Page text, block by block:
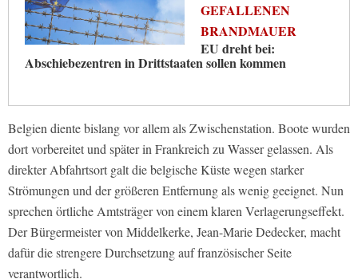
GEFALLENEN
BRANDMAUER
EU dreht bei:
Abschiebezentren in Drittstaaten sollen kommen
Belgien diente bislang vor allem als Zwischenstation. Boote wurden
dort vorbereitet und später in Frankreich zu Wasser gelassen. Als
direkter Abfahrtsort galt die belgische Küste wegen starker
Strömungen und der größeren Entfernung als wenig geeignet. Nun
sprechen örtliche Amtsträger von einem klaren Verlagerungseffekt.
Der Bürgermeister von Middelkerke, Jean-Marie Dedecker, macht
dafür die strengere Durchsetzung auf französischer Seite
verantwortlich.